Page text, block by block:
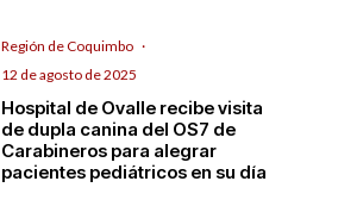
Región de Coquimbo ·
12 de agosto de 2025
Hospital de Ovalle recibe visita
de dupla canina del OS7 de
Carabineros para alegrar
pacientes pediátricos en su día